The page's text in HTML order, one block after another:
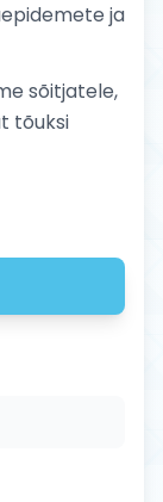
ja
sõitjatele,
tõuksi